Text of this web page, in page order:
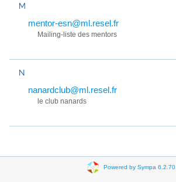
M
mentor-esn@ml.resel.fr
Mailing-liste des mentors
N
nanardclub@ml.resel.fr
le club nanards
Powered by Sympa 6.2.70